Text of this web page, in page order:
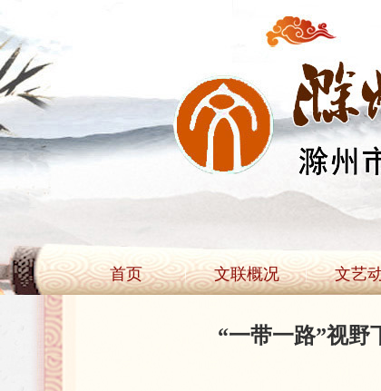
首页 文联概况 文艺
“一带一路”视野